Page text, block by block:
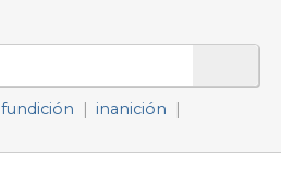
fundición | inanición
|